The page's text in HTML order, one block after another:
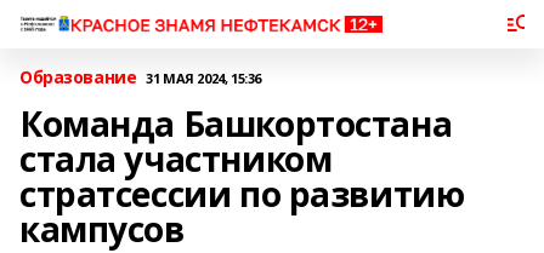
Образование 31 МАЯ 2024, 15:36
Команда Башкортостана
стала участником
стратсессии по развитию
кампусов